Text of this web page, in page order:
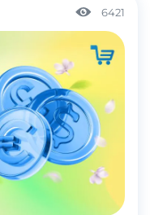
6421